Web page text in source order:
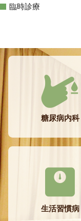
臨時診療
糖尿病内科
生活習慣病